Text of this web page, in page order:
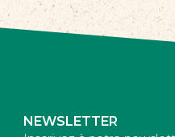
NEWSLETTER